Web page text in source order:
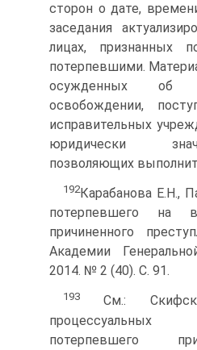
сторон о дате,
заседания
лицах, признанных
потерпевшими.
осужденных об
освобождении,
исправительных
юридически
позволяющих
192Карабанова Е.Н.,
потерпевшего на
причиненного
Академии
2014. № 2 (40). С. 91.
193
См.:
потерпевшего